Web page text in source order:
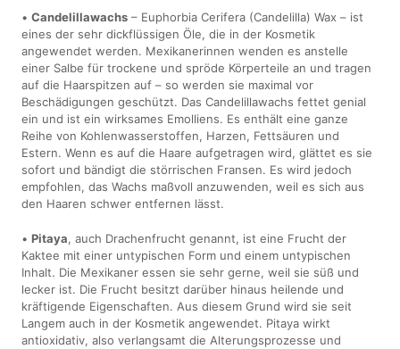
•Candelillawachs – Euphorbia Cerifera (Candelilla) Wax – ist
eines der sehr dickflüssigen Öle, die in der Kosmetik
angewendet werden. Mexikanerinnen wenden es anstelle
einer Salbe für trockene und spröde Körperteile an und tragen
auf die Haarspitzen auf – so werden sie maximal vor
Beschädigungen geschützt. Das Candelillawachs fettet genial
ein und ist ein wirksames Emolliens. Es enthält eine ganze
Reihe von Kohlenwasserstoffen, Harzen, Fettsäuren und
Estern. Wenn es auf die Haare aufgetragen wird, glättet es sie
sofort und bändigt die störrischen Fransen. Es wird jedoch
empfohlen, das Wachs maßvoll anzuwenden, weil es sich aus
den Haaren schwer entfernen lässt.
•Pitaya, auch Drachenfrucht genannt, ist eine Frucht der
Kaktee mit einer untypischen Form und einem untypischen
Inhalt. Die Mexikaner essen sie sehr gerne, weil sie süß und
lecker ist. Die Frucht besitzt darüber hinaus heilende und
kräftigende Eigenschaften. Aus diesem Grund wird sie seit
Langem auch in der Kosmetik angewendet. Pitaya wirkt
antioxidativ, also verlangsamt die Alterungsprozesse und